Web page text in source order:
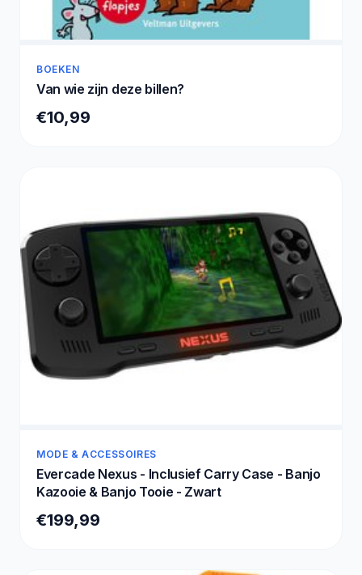
BOEKEN
Van wie zijn deze billen?
€10,99
MODE & ACCESSOIRES
Evercade Nexus - Inclusief Carry Case - Banjo
Kazooie & Banjo Tooie - Zwart
€199,99